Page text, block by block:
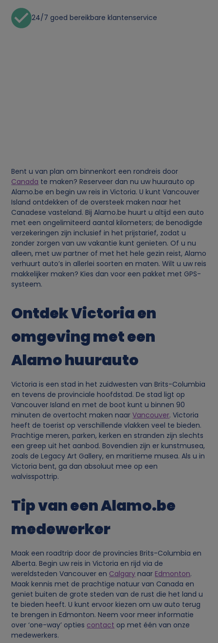
24/7 goed bereikbare klantenservice
Bent u van plan om binnenkort een rondreis door
Canada te maken? Reserveer dan nu uw huurauto op
Alamo.be en begin uw reis in Victoria. U kunt Vancouver
Island ontdekken of de oversteek maken naar het
Canadese vasteland. Bij Alamo.be huurt u altijd een auto
met een ongelimiteerd aantal kilometers; de benodigde
verzekeringen zijn inclusief in het prijstarief, zodat u
zonder zorgen van uw vakantie kunt genieten. Of u nu
alleen, met uw partner of met het hele gezin reist, Alamo
verhuurt auto’s in allerlei soorten en maten. Wilt u uw reis
makkelijker maken? Kies dan voor een pakket met GPS-
systeem.
Ontdek Victoria en
omgeving met een
Alamo huurauto
Victoria is een stad in het zuidwesten van Brits-Columbia
en tevens de provinciale hoofdstad. De stad ligt op
Vancouver Island en met de boot kunt u binnen 90
minuten de overtocht maken naarVancouver. Victoria
heeft de toerist op verschillende vlakken veel te bieden.
Prachtige meren, parken, kerken en stranden zijn slechts
een greep uit het aanbod. Bovendien zijn er kunstmusea,
zoals de Legacy Art Gallery, en maritieme musea. Als u in
Victoria bent, ga dan absoluut mee op een
walvisspottrip.
Tip van een Alamo.be
medewerker
Maak een roadtrip door de provincies Brits-Columbia en
Alberta. Begin uw reis in Victoria en rijd via de
wereldsteden Vancouver en Calgary naar Edmonton.
Maak kennis met de prachtige natuur van Canada en
geniet buiten de grote steden van de rust die het land u
te bieden heeft. U kunt ervoor kiezen om uw auto terug
te brengen in Edmonton. Neem voor meer informatie
over ‘one-way’ opties contact op met één van onze
medewerkers.
r
i
j
k
e
g
e
g
v
n
s
e
n
o
o
k
i
e
s